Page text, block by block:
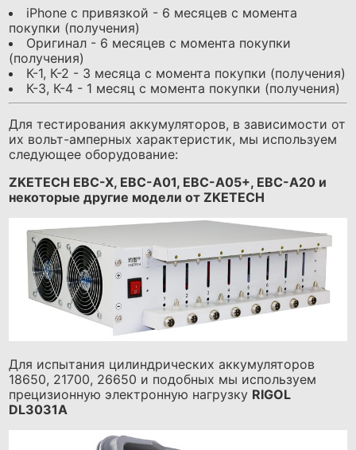
iPhone с привязкой - 6 месяцев с момента
покупки (получения)
Оригинал - 6 месяцев с момента покупки
(получения)
К-1, К-2 - 3 месяца с момента покупки (получения)
К-3, К-4 - 1 месяц с момента покупки (получения)
Для тестирования аккумуляторов, в зависимости от
их вольт-амперных характеристик, мы используем
следующее оборудование:
ZKETECH EBC-X, EBC-A01, EBC-A05+, EBC-A20 и
некоторые другие модели от ZKETECH
Для испытания цилиндрических аккумуляторов
18650, 21700, 26650 и подобных мы используем
прецизионную электронную нагрузку RIGOL
DL3031A